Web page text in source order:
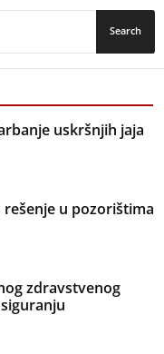
uskršnjih jaja
u pozorištima
zdravstvenog